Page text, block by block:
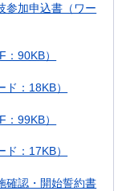
参加申込書（ワー
：90KB）
ド：18KB）
：99KB）
ド：17KB）
確認・開始誓約書